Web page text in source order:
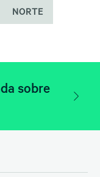
NORTE
sobre